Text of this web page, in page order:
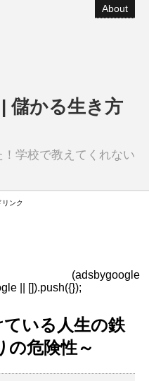
About
儲かる生き方
学校で教えてくれない
リンク
(adsbygoogle
|| []).push({});
いる人生の鉄
の危険性～